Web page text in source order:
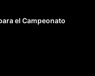
el Campeonato